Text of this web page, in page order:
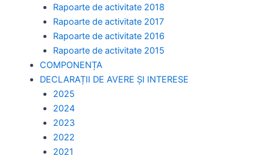
Rapoarte de activitate 2018
Rapoarte de activitate 2017
Rapoarte de activitate 2016
Rapoarte de activitate 2015
COMPONENȚA
DECLARAȚII DE AVERE ȘI INTERESE
2025
2024
2023
2022
2021